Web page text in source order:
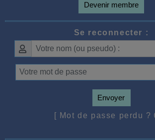
Devenir membre
Se reconnecter :
Envoyer
[ Mot de passe perdu ?